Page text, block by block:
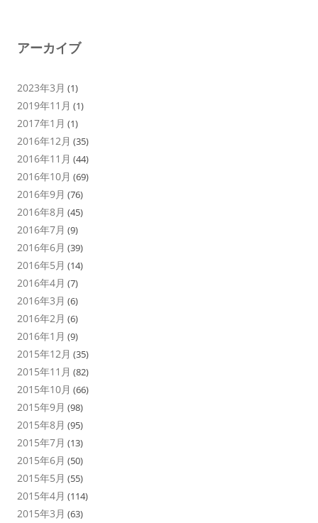
アーカイブ
2023年3月 (1)
2019年11月 (1)
2017年1月 (1)
2016年12月 (35)
2016年11月 (44)
2016年10月 (69)
2016年9月 (76)
2016年8月 (45)
2016年7月 (9)
2016年6月 (39)
2016年5月 (14)
2016年4月 (7)
2016年3月 (6)
2016年2月 (6)
2016年1月 (9)
2015年12月 (35)
2015年11月 (82)
2015年10月 (66)
2015年9月 (98)
2015年8月 (95)
2015年7月 (13)
2015年6月 (50)
2015年5月 (55)
2015年4月 (114)
2015年3月 (63)